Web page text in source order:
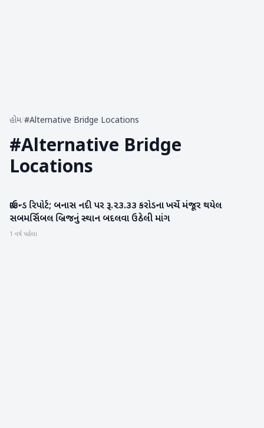
હોમ/#Alternative Bridge Locations
#Alternative Bridge
Locations
બનાસકાંઠા
ગ્રાઉન્ડ રિપોર્ટ; બનાસ નદી પર રૂ.૨૩.૩૩ કરોડના ખર્ચે મંજૂર થયેલ
સબમર્સિબલ બ્રિજનું સ્થાન બદલવા ઉઠેલી માંગ
1 વર્ષ પહેલા